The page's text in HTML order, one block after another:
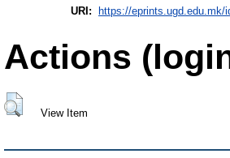
URI:
https://eprints.ugd.edu.mk/
Actions
View Item